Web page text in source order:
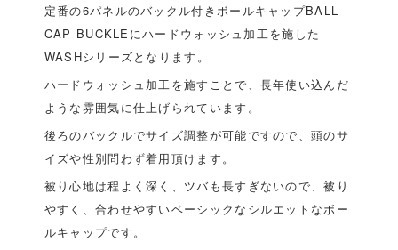
定番の6パネルのバックル付きボールキャップBALL
CAP BUCKLEにハードウォッシュ加工を施した
WASHシリーズとなります。
ハードウォッシュ加工を施すことで、長年使い込んだ
ような雰囲気に仕上げられています。
後ろのバックルでサイズ調整が可能ですので、頭のサ
イズや性別問わず着用頂けます。
被り心地は程よく深く、ツバも長すぎないので、被り
やすく、合わせやすいベーシックなシルエットなボー
ルキャップです。